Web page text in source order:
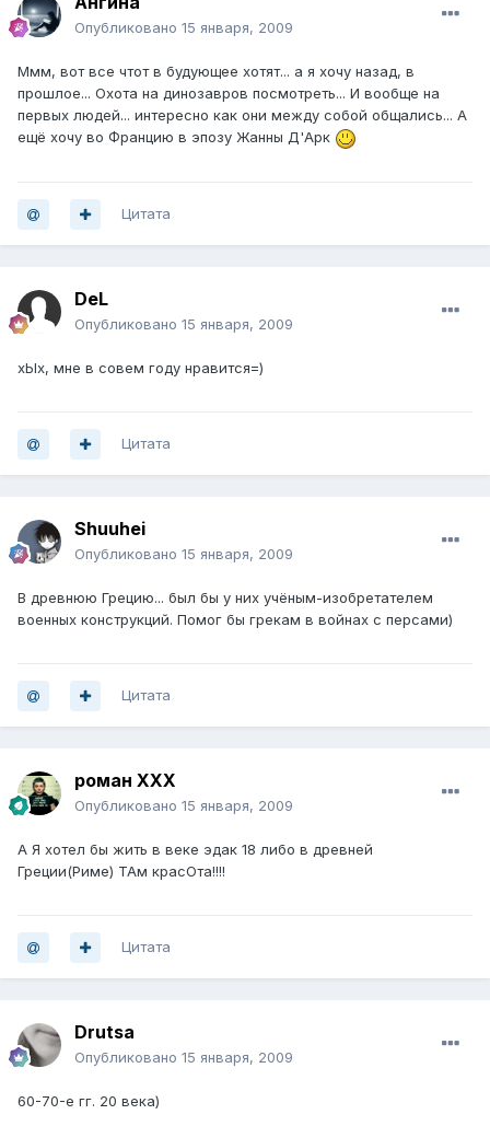
Опубликовано 15 января, 2009
Ммм, вот все чтот в будующее хотят... а я хочу назад, в
прошлое... Охота на динозавров посмотреть... И вообще на
первых людей... интересно как они между собой общались... А
ещё хочу во Францию в эпозу Жанны Д'Арк
Цитата
DeL
Опубликовано 15 января, 2009
хЫх, мне в совем году нравится=)
Цитата
Shuuhei
Опубликовано 15 января, 2009
В древнюю Грецию... был бы у них учёным-изобретателем
военных конструкций. Помог бы грекам в войнах с персами)
Цитата
роман XXX
Опубликовано 15 января, 2009
А Я хотел бы жить в веке эдак 18 либо в древней
Греции(Риме) ТАм красОта!!!!
Цитата
Drutsa
Опубликовано 15 января, 2009
60-70-е гг. 20 века)